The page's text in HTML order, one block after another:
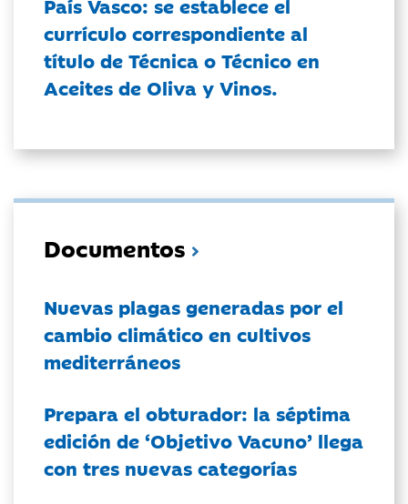
País Vasco: se establece el
currículo correspondiente al
título de Técnica o Técnico en
Aceites de Oliva y Vinos.
Documentos
Nuevas plagas generadas por el
cambio climático en cultivos
mediterráneos
Prepara el obturador: la séptima
edición de ‘Objetivo Vacuno’ llega
con tres nuevas categorías